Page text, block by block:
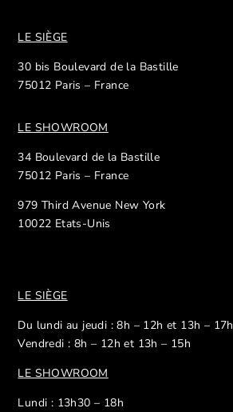
LE SIÈGE
30 bis Boulevard de la Bastille
75012 Paris – France
LE SHOWROOM
34 Boulevard de la Bastille
75012 Paris – France
979 Third Avenue New York
10022 Etats-Unis
LE SIÈGE
Du lundi au jeudi : 8h – 12h et 13h – 17h
Vendredi : 8h – 12h et 13h – 15h
LE SHOWROOM
Lundi : 13h30 – 18h